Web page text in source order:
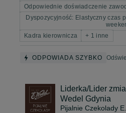
Odpowiednie doświadczenie
Dyspozycyjność: Elastyczny czas
Kadra kierownicza
+ 1 inne
ODPOWIADA SZYBKO
Liderka/Lider
Wedel Gdynia
Pijalnie Czekolady